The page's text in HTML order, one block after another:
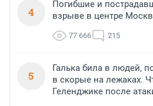
4
Погибшие и
взрыве в центре
77 666 215
5
Галька била в людей,
в скорые на лежаках.
Геленджике после